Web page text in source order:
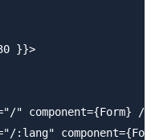
}}>
" component={Form} />
:lang"